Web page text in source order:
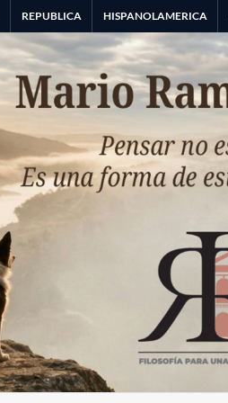
REPUBLICA HISPANOLAMERICA